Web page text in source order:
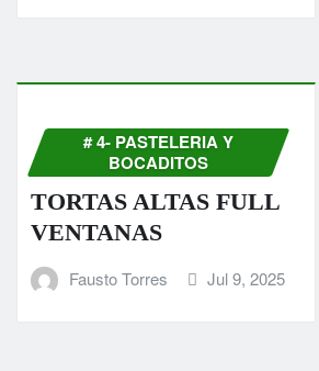
# 4- PASTELERIA Y
BOCADITOS
TORTAS ALTAS FULL
VENTANAS
Fausto Torres Jul 9, 2025